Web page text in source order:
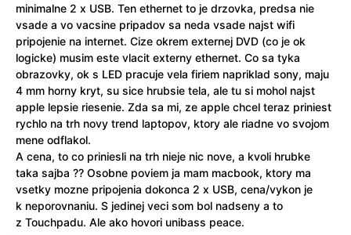
minimalne 2 x USB. Ten ethernet to je drzovka, predsa nie
vsade a vo vacsine pripadov sa neda vsade najst wifi
pripojenie na internet. Cize okrem externej DVD (co je ok
logicke) musim este vlacit externy ethernet. Co sa tyka
obrazovky, ok s LED pracuje vela firiem napriklad sony, maju
4 mm horny kryt, su sice hrubsie tela, ale tu si mohol najst
apple lepsie riesenie. Zda sa mi, ze apple chcel teraz priniest
rychlo na trh novy trend laptopov, ktory ale riadne vo svojom
mene odflakol.
A cena, to co priniesli na trh nieje nic nove, a kvoli hrubke
taka sajba ?? Osobne poviem ja mam macbook, ktory ma
vsetky mozne pripojenia dokonca 2 x USB, cena/vykon je
k neporovnaniu. S jedinej veci som bol nadseny a to
z Touchpadu. Ale ako hovori unibass peace.